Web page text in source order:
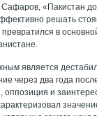
«Пакистан
решать
в
является
через два года
оппозиция и